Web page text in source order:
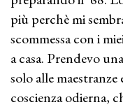
più perchè mi
scommessa con i
a casa. Prendevo
solo alle
coscienza odierna,